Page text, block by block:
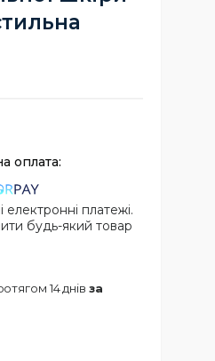
електронні платежі.
будь-який товар
14 днів за